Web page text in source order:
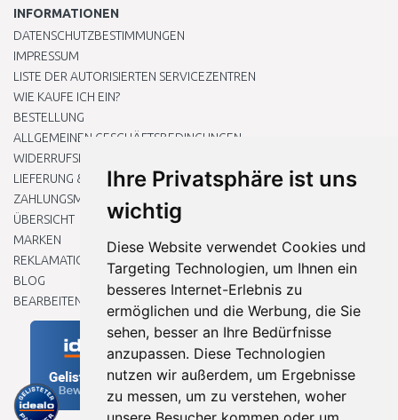
Ihre Privatsphäre ist uns
wichtig
Diese Website verwendet Cookies und
Targeting Technologien, um Ihnen ein
besseres Internet-Erlebnis zu
ermöglichen und die Werbung, die Sie
sehen, besser an Ihre Bedürfnisse
anzupassen. Diese Technologien
nutzen wir außerdem, um Ergebnisse
zu messen, um zu verstehen, woher
INFORMATIONEN
DATENSCHUTZBESTIMMUNGEN
IMPRESSUM
LISTE DER AUTORISIERTEN SERVICEZENTREN
WIE KAUFE ICH EIN?
BESTELLUNG
ALLGEMEINEN GESCHÄFTSBEDINGUNGEN
WIDERRUFSRECHT
LIEFERUNG & ZAHLUNG
ZAHLUNGSMETHODEN
ÜBERSICHT
MARKEN
REKLAMATIONEN UND RETOUREN
BLOG
BEARBEITEN SIE MEINE COOKIE-EINSTELLUNGEN